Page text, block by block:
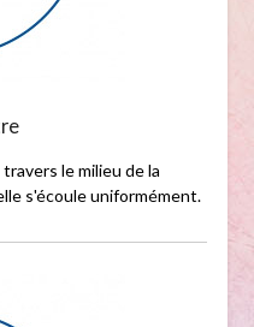
le milieu de la
s'écoule uniformément.